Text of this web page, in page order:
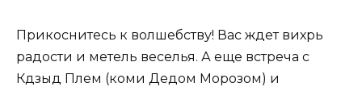
Прикоснитесь к волшебству! Вас ждет вихрь
радости и метель веселья. А еще встреча с
Кӧдзыд Пӧлем (коми Дедом Морозом) и